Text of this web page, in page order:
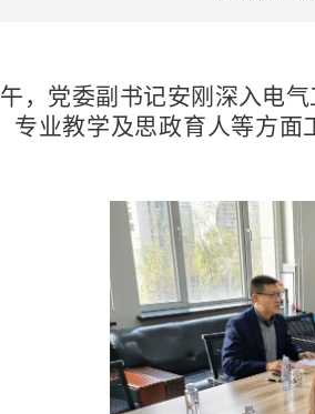
，党委副书记安刚深入电
专业教学及思政育人等方